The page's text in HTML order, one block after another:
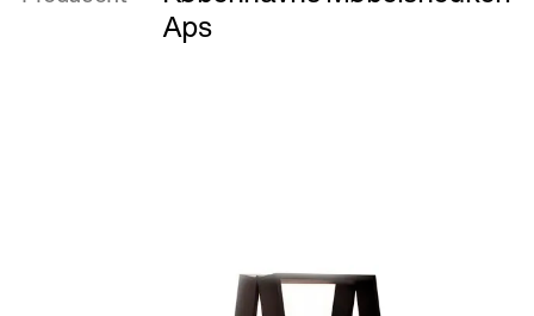
in
Aps